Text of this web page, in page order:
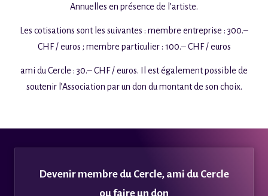
Annuelles en présence de l’artiste.
Les cotisations sont les suivantes : membre entreprise : 300.–
CHF / euros ; membre particulier : 100.– CHF / euros
ami du Cercle : 30.– CHF / euros. Il est également possible de
soutenir l’Association par un don du montant de son choix.
Devenir membre du Cercle, ami du Cercle
ou faire un don